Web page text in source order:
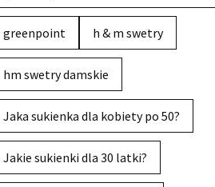
greenpoint h & m swetry
hm swetry damskie
Jaka sukienka dla kobiety po 50?
Jakie sukienki dla 30 latki?